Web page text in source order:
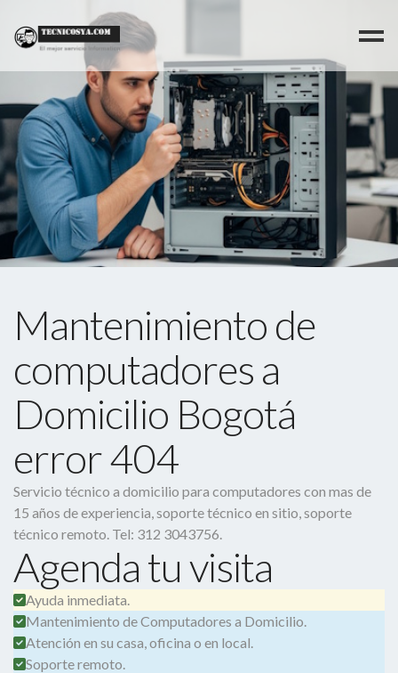
Mantenimiento de
computadores a
Domicilio Bogotá
error 404
Servicio técnico a domicilio para computadores con mas de
15 años de experiencia, soporte técnico en sitio, soporte
técnico remoto. Tel: 312 3043756.
Agenda tu visita
Ayuda inmediata.
Mantenimiento de Computadores a Domicilio.
Atención en su casa, oficina o en local.
Soporte remoto.